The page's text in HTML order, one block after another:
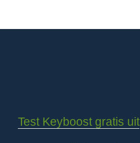
Test Keyboost gratis uit